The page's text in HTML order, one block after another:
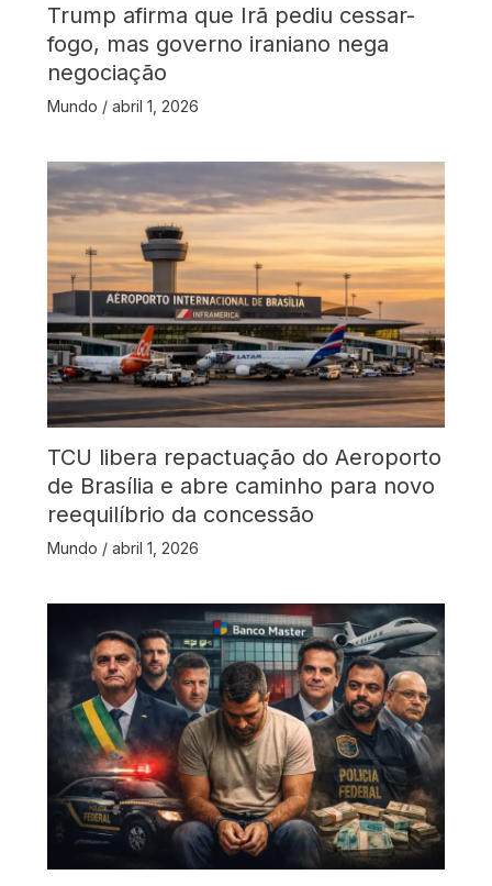
Trump afirma que Irã pediu cessar-
fogo, mas governo iraniano nega
negociação
Mundo / abril 1, 2026
TCU libera repactuação do Aeroporto
de Brasília e abre caminho para novo
reequilíbrio da concessão
Mundo / abril 1, 2026